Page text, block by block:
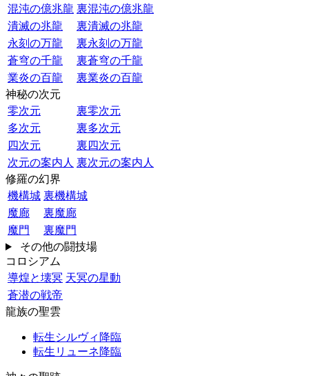
混沌の億兆龍 裏混沌の億兆龍
潰滅の兆龍
裏潰滅の兆龍
永刻の万龍
裏永刻の万龍
蒼穹の千龍
裏蒼穹の千龍
業炎の百龍
裏業炎の百龍
神秘の次元
零次元
裏零次元
多次元
裏多次元
四次元
裏四次元
次元の案内人 裏次元の案内人
修羅の幻界
機構城 裏機構城
魔廊
裏魔廊
魔門
裏魔門
その他の闘技場
コロシアム
導煌と壊冥 天冥の星動
蒼潜の戦帝
龍族の聖雲
転生シルヴィ降臨
転生リューネ降臨